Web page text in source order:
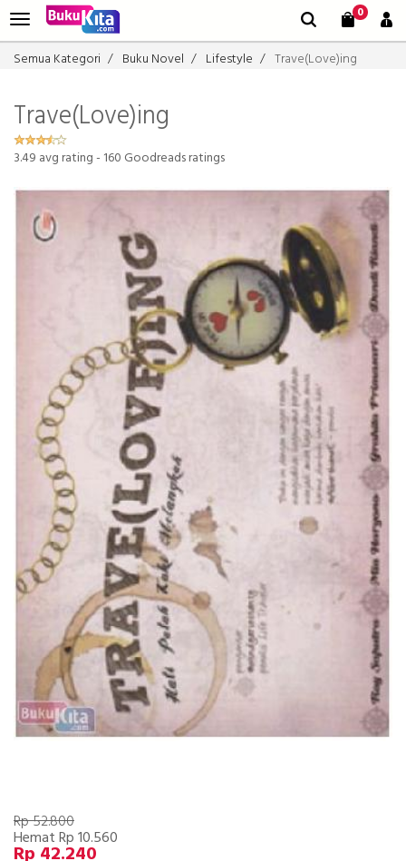
0
Semua Kategori Buku Novel Lifestyle Trave(Love)ing
Trave(Love)ing
3.49 avg rating - 160 Goodreads ratings
Rp 52.800
Hemat Rp 10.560
Rp 42.240